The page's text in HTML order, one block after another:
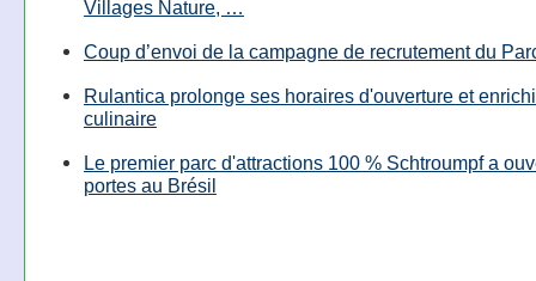
Villages Nature, …
Coup d’envoi de la campagne de recrutement du
Rulantica prolonge ses horaires d'ouverture et
culinaire
Le premier parc d'attractions 100 % Schtroumpf a
portes au Brésil